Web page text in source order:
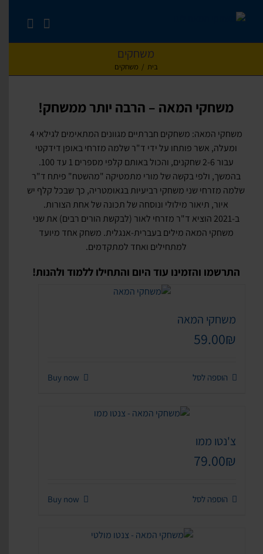
לתוכן
משחקים
בית / משחקים
משחקי המאה – הרבה יותר ממשחק!
משחקי המאה: משחקים חברתיים מגוונים המתאימים לגילאי 4
ומעלה, אשר פותחו על ידי ד"ר שלמה מזרחי באופן דידקטי
עבור 2-6 שחקנים, והכול באותם קלפי מספרים 1 עד 100.
בהמשך, ולפי בקשה של מורי מתמטיקה "מהשטח" פיתח ד"ר
שלמה מזרחי שני משחקי רביעיות בגאומטריה, כך שבכל קלף יש
איור, תיאור מילולי ונוסחה של תכונה של אחת הצורות.
ב-2021 הוציא ד"ר מזרחי לאור (לבקשת הורים רבים) את שני
משחקי המאה מילים בעברית-אנגלית. משחק אחד מיועד
למתחילים ואחד למתקדמים.
התרשמו והזמינו עוד היום והתחילו ללמוד ולהנות!
משחקי המאה
59.00₪
הוספה לסל Buy now
צ'נטו ממו
79.00₪
הוספה לסל Buy now